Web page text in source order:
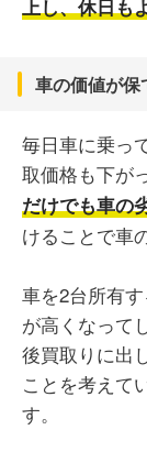
上し、休日も
車の価値が保
毎日車に乗っ
取価格も下が
だけでも車の
けることで車
車を2台所有
が高くなって
後買取りに出
ことを考えて
す。